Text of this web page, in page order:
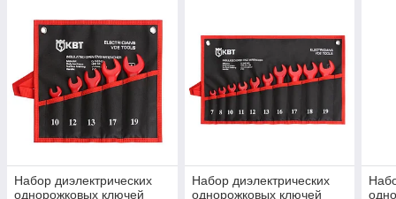
Набор диэлектрических
однорожковых ключей
Набор диэлектрических
однорожковых ключей